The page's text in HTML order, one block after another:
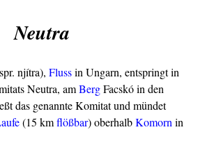
Neutra
njítra), Flussin Ungarn, entspringt in
Neutra, amBergFacskó in den
das genannte Komitat und mündet
(15 kmflößbar) oberhalbKomornin